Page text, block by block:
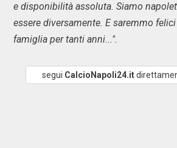
e disponibilità assoluta. Siamo
essere diversamente. E saremmo
famiglia per tanti anni...".
segui CalcioNapoli24.it